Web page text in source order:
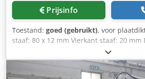
Prijsinfo
Toestand: goed (gebruikt), voor
staaf: 80 x 12 mm Vierkant staaf: 20 mm
Hokr Ronde staaf: 18 mm Gewicht
Benodigde ruimte: 620 x 250 x 380/880
(met/zonder basisframe)